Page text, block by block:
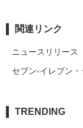
関連リンク
ニュースリリース
セブン‐イレブン
TRENDING